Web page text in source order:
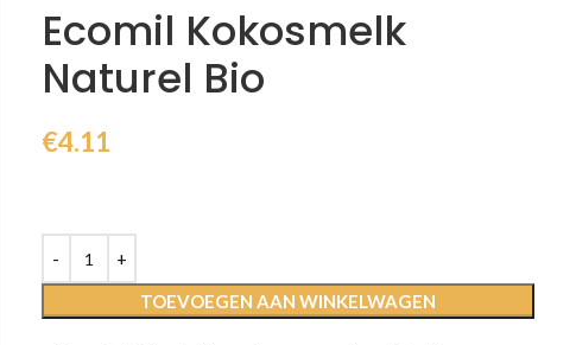
Ecomil Kokosmelk
Naturel Bio
€4.11
TOEVOEGEN AAN WINKELWAGEN